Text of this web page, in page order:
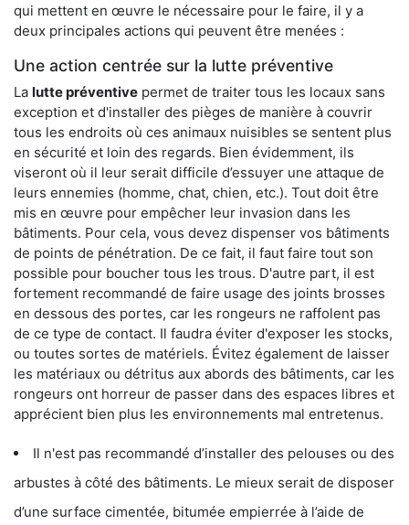
qui mettent en œuvre le nécessaire pour le faire, il y a
deux principales actions qui peuvent être menées :
Une action centrée sur la lutte préventive
La lutte préventive permet de traiter tous les locaux sans
exception et d'installer des pièges de manière à couvrir
tous les endroits où ces animaux nuisibles se sentent plus
en sécurité et loin des regards. Bien évidemment, ils
viseront où il leur serait difficile d’essuyer une attaque de
leurs ennemies (homme, chat, chien, etc.). Tout doit être
mis en œuvre pour empêcher leur invasion dans les
bâtiments. Pour cela, vous devez dispenser vos bâtiments
de points de pénétration. De ce fait, il faut faire tout son
possible pour boucher tous les trous. D'autre part, il est
fortement recommandé de faire usage des joints brosses
en dessous des portes, car les rongeurs ne raffolent pas
de ce type de contact. Il faudra éviter d'exposer les stocks,
ou toutes sortes de matériels. Évitez également de laisser
les matériaux ou détritus aux abords des bâtiments, car les
rongeurs ont horreur de passer dans des espaces libres et
apprécient bien plus les environnements mal entretenus.
Il n'est pas recommandé d’installer des pelouses ou des
arbustes à côté des bâtiments. Le mieux serait de disposer
d’une surface cimentée, bitumée empierrée à l’aide de